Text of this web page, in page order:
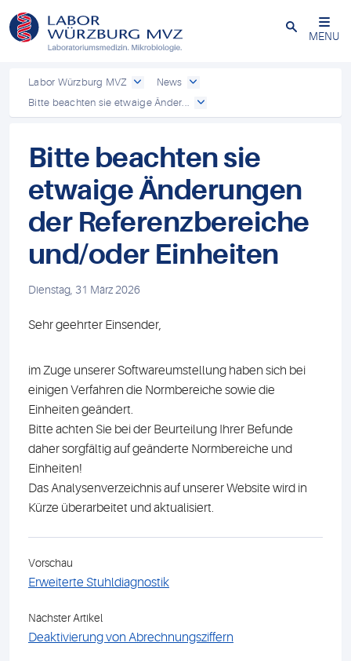
Schließen
MENU
Labor Würzburg MVZ
News
Bitte beachten sie etwaige Änder...
Bitte beachten sie
etwaige Änderungen
der Referenzbereiche
und/oder Einheiten
Dienstag, 31 März 2026
Sehr geehrter Einsender,
im Zuge unserer Softwareumstellung haben sich bei
einigen Verfahren die Normbereiche sowie die
Einheiten geändert.
Bitte achten Sie bei der Beurteilung Ihrer Befunde
daher sorgfältig auf geänderte Normbereiche und
Einheiten!
Das Analysenverzeichnis auf unserer Website wird in
Kürze überarbeitet und aktualisiert.
Vorschau
Erweiterte Stuhldiagnostik
Nächster Artikel
Deaktivierung von Abrechnungsziffern